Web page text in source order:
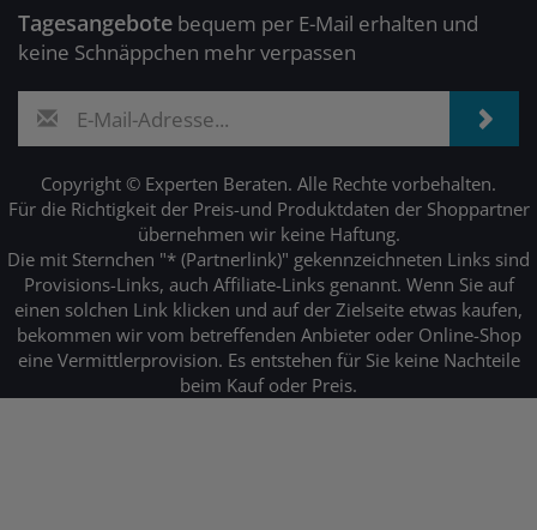
Tagesangebote bequem per E-Mail erhalten und
keine Schnäppchen mehr verpassen
Copyright © Experten Beraten. Alle Rechte vorbehalten.
Für die Richtigkeit der Preis-und Produktdaten der Shoppartner
übernehmen wir keine Haftung.
Die mit Sternchen "* (Partnerlink)" gekennzeichneten Links sind
Provisions-Links, auch Affiliate-Links genannt. Wenn Sie auf
einen solchen Link klicken und auf der Zielseite etwas kaufen,
bekommen wir vom betreffenden Anbieter oder Online-Shop
eine Vermittlerprovision. Es entstehen für Sie keine Nachteile
beim Kauf oder Preis.